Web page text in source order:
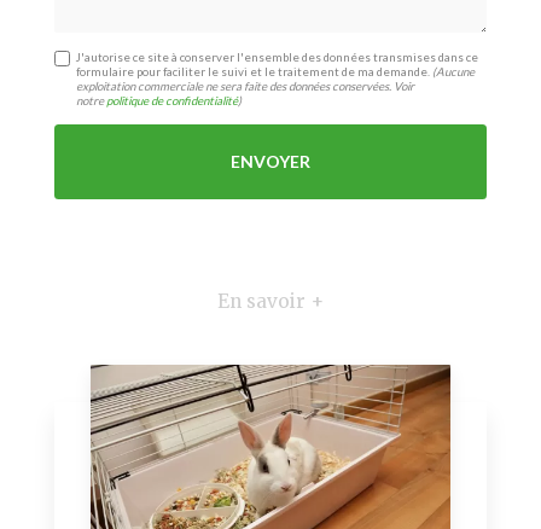
J'autorise ce site à conserver l'ensemble des données transmises dans ce
formulaire pour faciliter le suivi et le traitement de ma demande. (Aucune
exploitation commerciale ne sera faite des données conservées. Voir
notrepolitique de confidentialité)
En savoir +